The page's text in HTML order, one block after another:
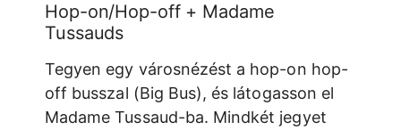
Hop-on/Hop-off + Madame
Tussauds
Tegyen egy városnézést a hop-on hop-
off busszal (Big Bus), és látogasson el
Madame Tussaud-ba. Mindkét jegyet